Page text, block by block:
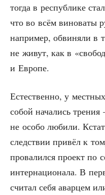
тогда в рес­пуб­ли­ке
что во всём вино­ва­ты
напри­мер, обви­ня­ли в
не живут, как в
и Европе.
Есте­ствен­но, у
собой нача­лись
не осо­бо люби­ли.
след­ствии при­вёл к
про­ва­лил­ся про­ект по
интер­на­ци­о­на­ла. В
счи­тал себя авар­цем